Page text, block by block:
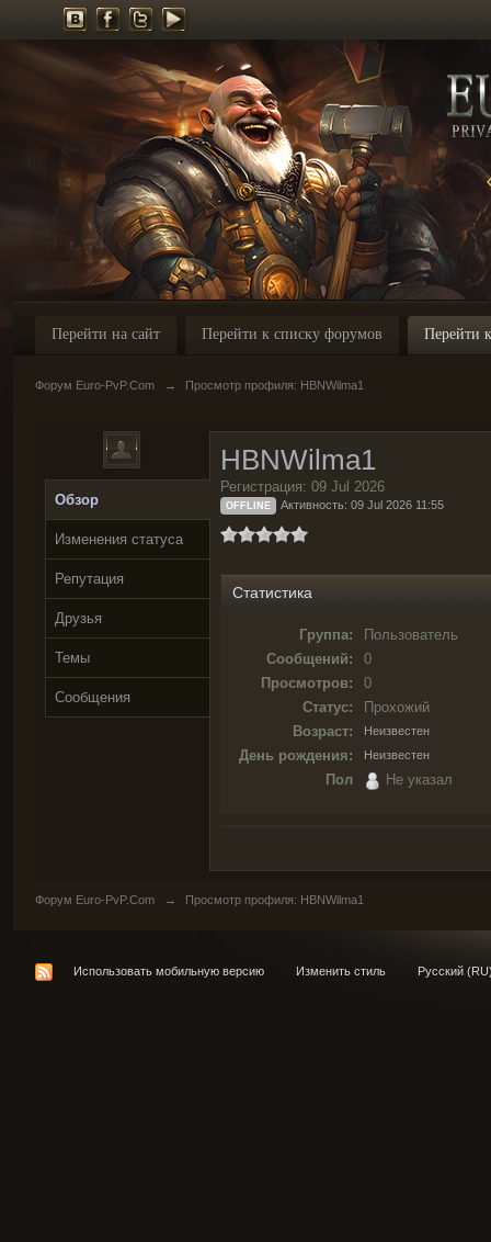
Перейти на сайт Перейти к списку форумов Перейти
Форум Euro-PvP.Com → Просмотр профиля: HBNWilma1
Обзор
Изменения статуса
Репутация
Друзья
Темы
Сообщения
HBNWilma1
Регистрация: 09 Jul 2026
OFFLINE Активность: 09 Jul 2026 11:55
Статистика
Группа:
Пользователь
Сообщений:
0
Просмотров:
0
Статус:
Прохожий
Возраст:
Неизвестен
День рождения: Неизвестен
Пол Не указал
Форум Euro-PvP.Com → Просмотр профиля: HBNWilma1
Использовать мобильную версию Изменить стиль Русский